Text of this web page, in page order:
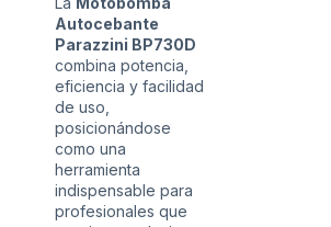
Autocebante
Parazzini BP730D
combina potencia,
eficiencia y facilidad
de uso,
posicionándose
como una
herramienta
indispensable para
profesionales que